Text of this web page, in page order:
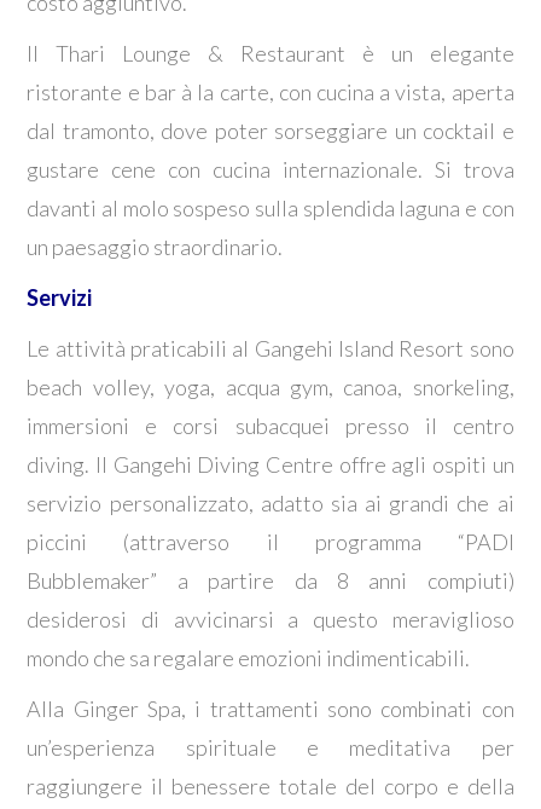
Il Thari Lounge & Restaurant è un elegante
ristorante e bar à la carte, con cucina a vista, aperta
dal tramonto, dove poter sorseggiare un cocktail e
gustare cene con cucina internazionale. Si trova
davanti al molo sospeso sulla splendida laguna e con
un paesaggio straordinario.
Servizi
Le attività praticabili al Gangehi Island Resort sono
beach volley, yoga, acqua gym, canoa, snorkeling,
immersioni e corsi subacquei presso il centro
diving. Il Gangehi Diving Centre offre agli ospiti un
servizio personalizzato, adatto sia ai grandi che ai
piccini (attraverso il programma “PADI
Bubblemaker” a partire da 8 anni compiuti)
desiderosi di avvicinarsi a questo meraviglioso
mondo che sa regalare emozioni indimenticabili.
Alla Ginger Spa, i trattamenti sono combinati con
un’esperienza spirituale e meditativa per
raggiungere il benessere totale del corpo e della